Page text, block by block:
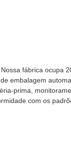
fábrica ocupa
embalagem
prima,
com os